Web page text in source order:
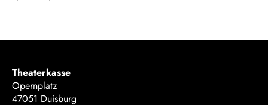
Theaterkasse
Opernplatz
47051 Duisburg